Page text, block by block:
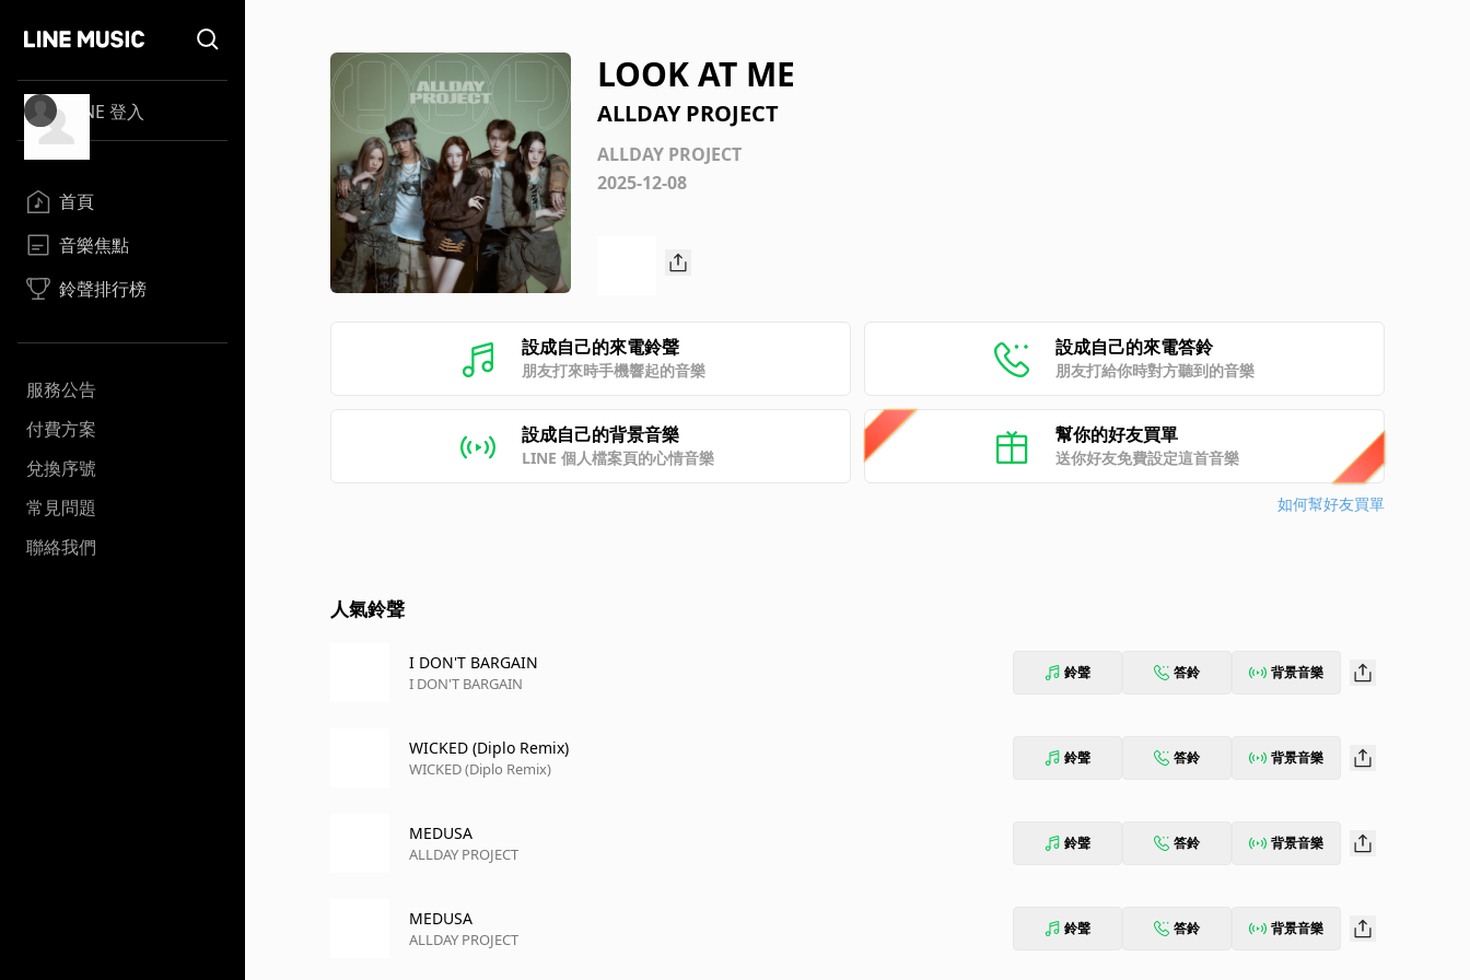
LINE 登入
首頁
音樂焦點
鈴聲排行榜
服務公告
付費方案
兌換序號
常見問題
聯絡我們
LOOK AT ME
ALLDAY PROJECT
ALLDAY PROJECT
2025-12-08
設成自己的來電鈴聲
朋友打來時手機響起的音樂
設成自己的來電答鈴
朋友打給你時對方聽到的音樂
設成自己的背景音樂
LINE 個人檔案頁的心情音樂
幫你的好友買單
送你好友免費設定這首音樂
如何幫好友買單
人氣鈴聲
I DON'T BARGAIN
I DON'T BARGAIN
鈴聲 答鈴 背景音樂
WICKED (Diplo Remix)
WICKED (Diplo Remix)
鈴聲 答鈴 背景音樂
MEDUSA
ALLDAY PROJECT
鈴聲 答鈴 背景音樂
MEDUSA
ALLDAY PROJECT
鈴聲 答鈴 背景音樂